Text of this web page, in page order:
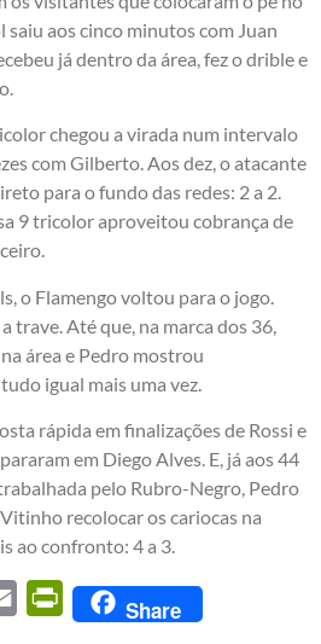
aos cinco minutos com Juan
já dentro da área, fez o drible e
chegou a virada num intervalo
com Gilberto. Aos dez, o atacante
para o fundo das redes: 2 a 2.
9 tricolor aproveitou cobrança de
o Flamengo voltou para o jogo.
trave. Até que, na marca dos 36,
área e Pedro mostrou
igual mais uma vez.
rápida em finalizações de Rossi e
em Diego Alves. E, já aos 44
pelo Rubro-Negro, Pedro
recolocar os cariocas na
ao confronto: 4 a 3.
Email PrintFriendly
Share